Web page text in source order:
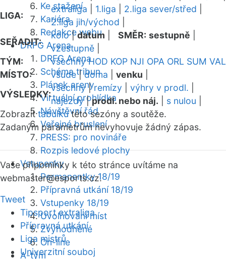
Ke stažení
Kariéra
Redakce webu
DRFG Arena
DRFG Arena
Schéma tribun
Plánek areny
Virtuální prohlídka
Návštěvní řád
Veřejné bruslení
PRESS: pro novináře
Rozpis ledové plochy
Vstupenky
Permanentky 18/19
Přípravná utkání 18/19
Vstupenky 18/19
Uvolňování míst
Zvýhodněné
On-line
A-tým
LIGA:
extraliga 1.liga 2.liga sever/střed
2.liga jih/východ
SEŘADIT:
kolo|datum SMĚR: sestupně
vzestupně
TÝM:
všechny HOD KOP NJI OPA ORL SUM VAL
MÍSTO:
všude|doma venku
VÝSLEDKY:
všechny|remízy výhry v prodl.
nájezdy|prodl. nebo náj. s nulou
Zobrazittabulkutéto sezóny a soutěže.
Zadaným parametrům nevyhovuje žádný zápas.
Vaše připomínky k této stránce uvítáme na
webmaster@esports.cz.
Tweet
Tipsport extraliga
Přípravná utkání
Liga mistrů
Univerzitní souboj